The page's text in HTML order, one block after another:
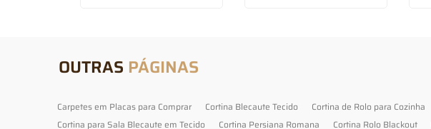
OUTRAS PÁGINAS
Carpetes em Placas para Comprar Cortina Blecaute Tecido Cortina de Rolo para Cozinha
Cortina para Sala Blecaute em Tecido
Cortina Persiana Romana Cortina Rolo Blackout